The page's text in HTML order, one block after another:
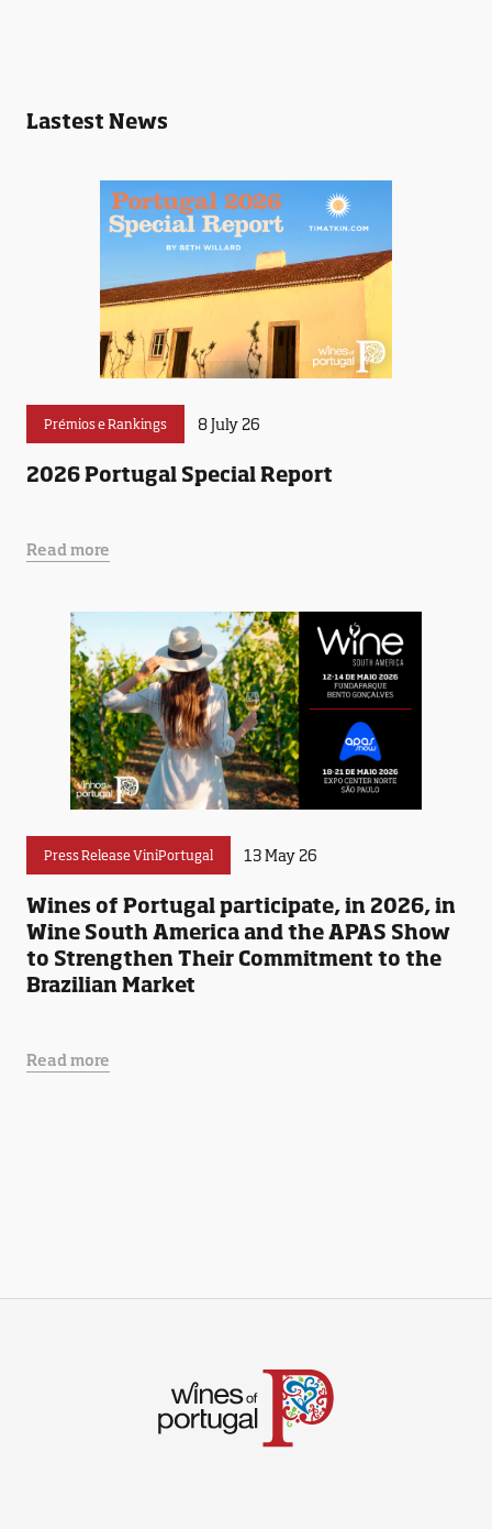
Lastest News
Prémios e Rankings 8 July 26
2026 Portugal Special Report
Read more
Press Release ViniPortugal 13 May 26
Wines of Portugal participate, in 2026, in
Wine South America and the APAS Show
to Strengthen Their Commitment to the
Brazilian Market
Read more